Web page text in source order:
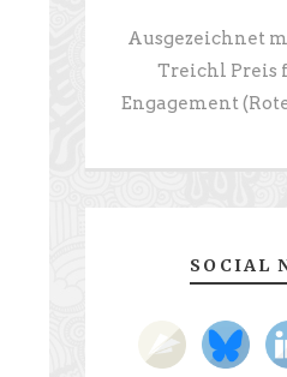
Ausgezeichnet
Treichl Preis
Engagement
SOCIAL